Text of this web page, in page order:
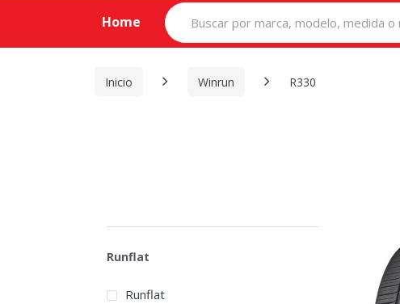
Home
Search
for:
Inicio Winrun R330
Runflat
Runflat